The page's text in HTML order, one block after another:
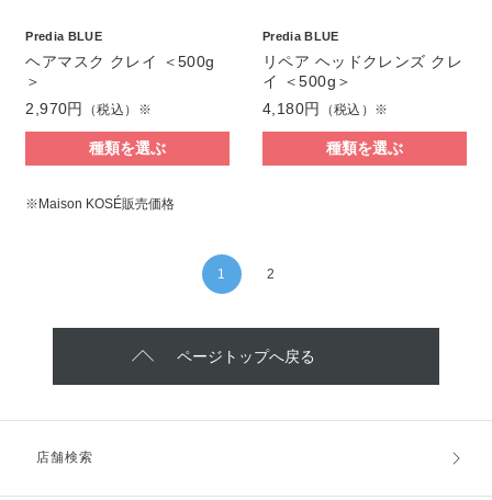
Predia BLUE
ヘアマスク クレイ ＜500g
＞
2,970円
（税込）※
種類を選ぶ
Predia BLUE
リペア ヘッドクレンズ クレ
イ ＜500g＞
4,180円
（税込）※
種類を選ぶ
※Maison KOSÉ販売価格
1 2
ページトップへ戻る
店舗検索